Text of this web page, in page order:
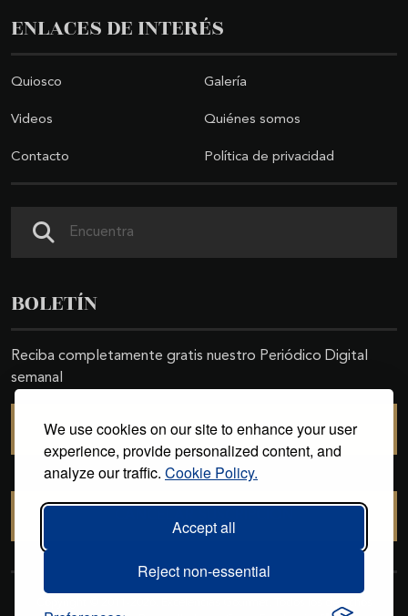
We use cookies on our site to enhance your user
experience, provide personalized content, and
analyze our traffic. Cookie Policy.
Accept all
Reject non-essential
ENLACES DE INTERÉS
Quiosco Galería
Videos Quiénes somos
Contacto Política de privacidad
BOLETÍN
Reciba completamente gratis nuestro Periódico Digital
semanal
SUSCRIBIRSE